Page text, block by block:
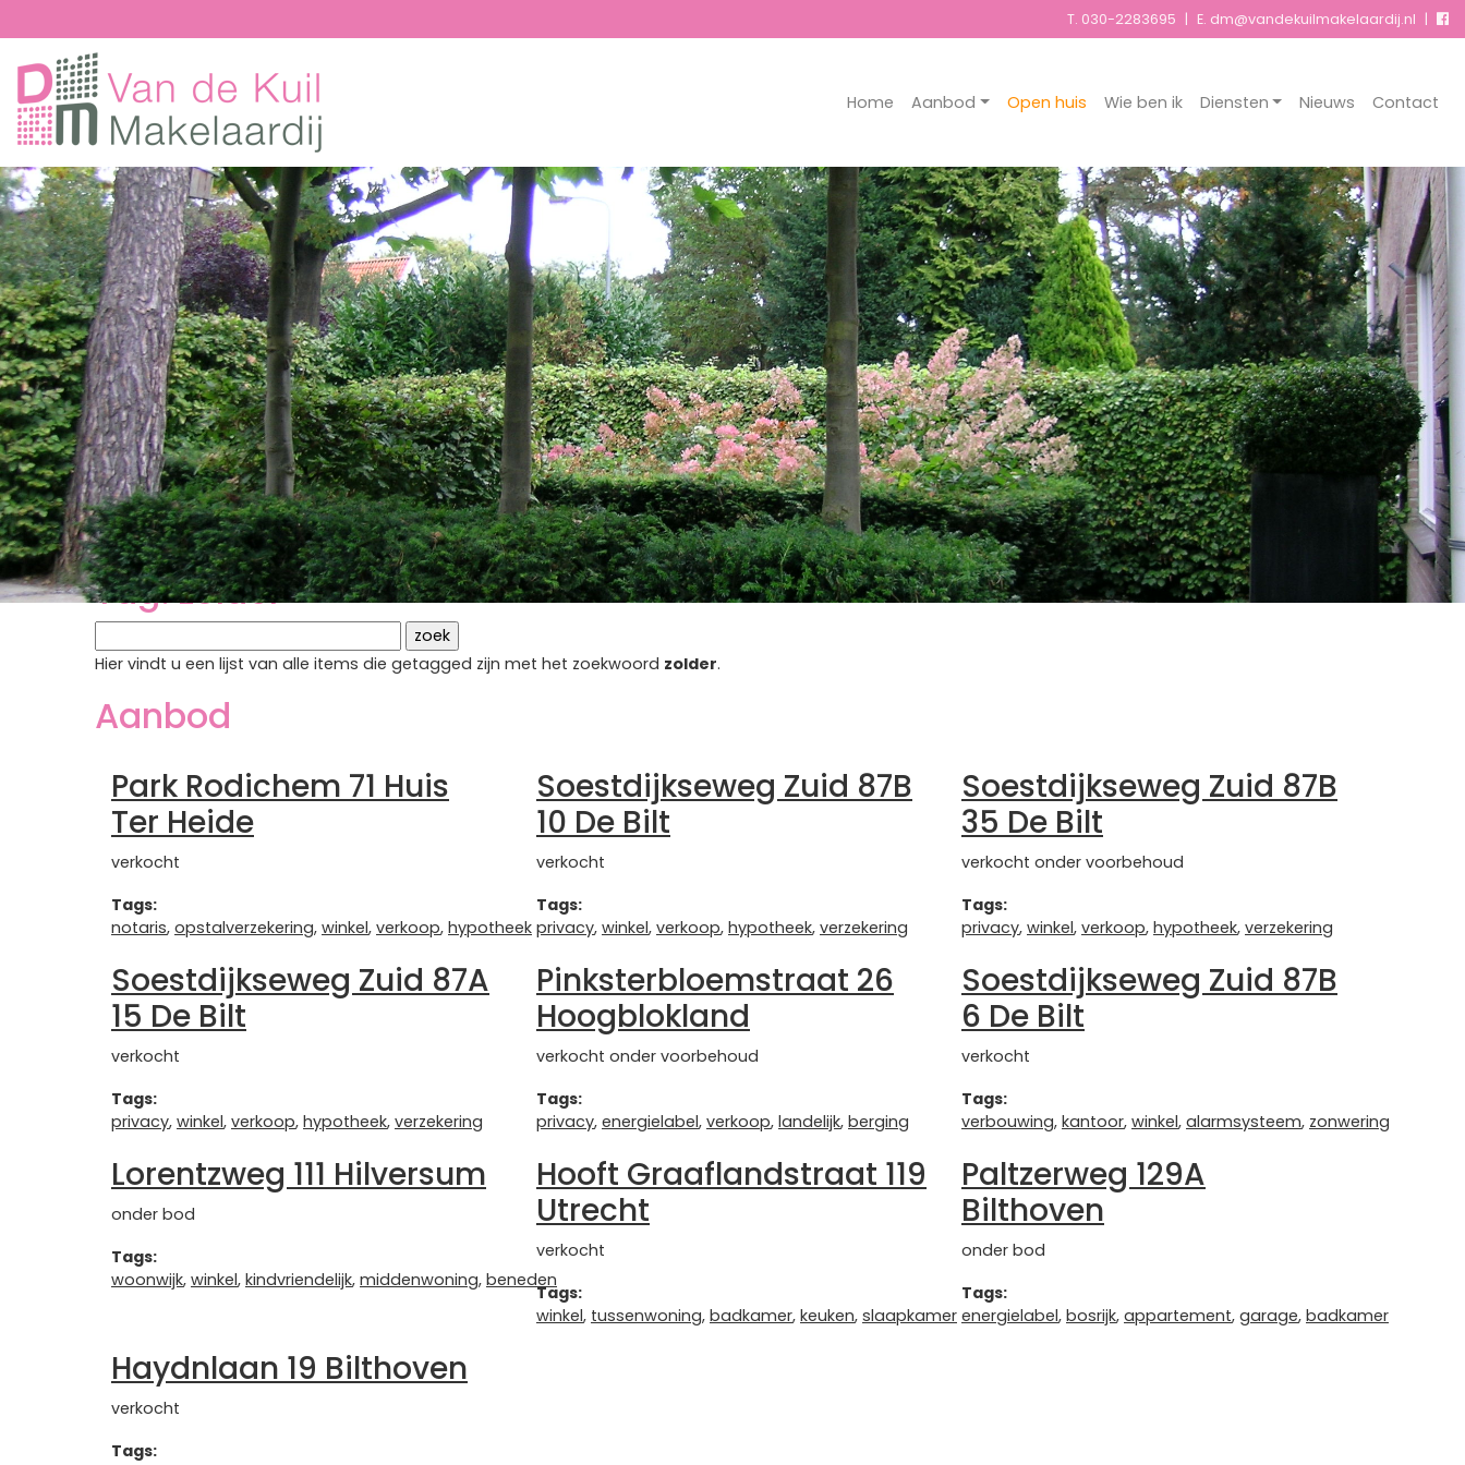
T. 030-2283695 | E. dm@vandekuilmakelaardij.nl |
Home Aanbod Open huis Wie ben ik Diensten Nieuws Contact
Tags
Tag: zolder
Hier vindt u een lijst van alle items die getagged zijn met het zoekwoord zolder.
Aanbod
Park Rodichem 71 Huis
Ter Heide
verkocht
Tags:
notaris, opstalverzekering, winkel, verkoop, hypotheek
Soestdijkseweg Zuid 87B
10 De Bilt
verkocht
Tags:
privacy, winkel, verkoop, hypotheek, verzekering
Soestdijkseweg Zuid 87B
35 De Bilt
verkocht onder voorbehoud
Tags:
privacy, winkel, verkoop, hypotheek, verzekering
Soestdijkseweg Zuid 87A
15 De Bilt
verkocht
Tags:
privacy, winkel, verkoop, hypotheek, verzekering
Pinksterbloemstraat 26
Hoogblokland
verkocht onder voorbehoud
Tags:
privacy, energielabel, verkoop, landelijk, berging
Soestdijkseweg Zuid 87B
6 De Bilt
verkocht
Tags:
verbouwing, kantoor, winkel, alarmsysteem, zonwering
Lorentzweg 111 Hilversum
onder bod
Tags:
woonwijk, winkel, kindvriendelijk, middenwoning, beneden
Hooft Graaflandstraat 119
Utrecht
verkocht
Tags:
winkel, tussenwoning, badkamer, keuken, slaapkamer
Paltzerweg 129A
Bilthoven
onder bod
Tags:
energielabel, bosrijk, appartement, garage, badkamer
Haydnlaan 19 Bilthoven
verkocht
Tags: